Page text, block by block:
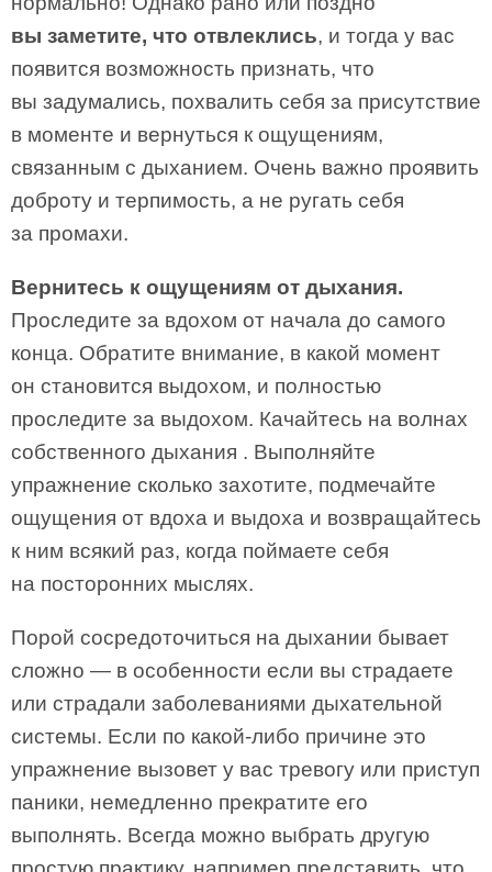
вы заметите, что отвлеклись, и тогда у вас
появится возможность признать, что
вы задумались, похвалить себя за присутствие
в моменте и вернуться к ощущениям,
связанным с дыханием. Очень важно проявить
доброту и терпимость, а не ругать себя
за промахи.
Вернитесь к ощущениям от дыхания.
Проследите за вдохом от начала до самого
конца. Обратите внимание, в какой момент
он становится выдохом, и полностью
проследите за выдохом. Качайтесь на волнах
собственного дыхания . Выполняйте
упражнение сколько захотите, подмечайте
ощущения от вдоха и выдоха и возвращайтесь
к ним всякий раз, когда поймаете себя
на посторонних мыслях.
Порой сосредоточиться на дыхании бывает
сложно — в особенности если вы страдаете
или страдали заболеваниями дыхательной
системы. Если по какой-либо причине это
упражнение вызовет у вас тревогу или приступ
паники, немедленно прекратите его
выполнять. Всегда можно выбрать другую